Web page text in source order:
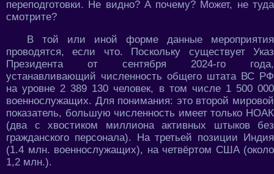
переподготовки. Не видно? А почему? Может, не туда
смотрите?
В той или иной форме данные мероприятия
проводятся, если что. Поскольку существует Указ
Президента от сентября 2024-го года,
устанавливающий численность общего штата ВС РФ
на уровне 2 389 130 человек, в том числе 1 500 000
военнослужащих. Для понимания: это второй мировой
показатель, большую численность имеет только НОАК
(два с хвостиком миллиона активных штыков без
гражданского персонала). На третьей позиции Индия
(1.4 млн. военнослужащих), на четвёртом США (около
1,2 млн.).